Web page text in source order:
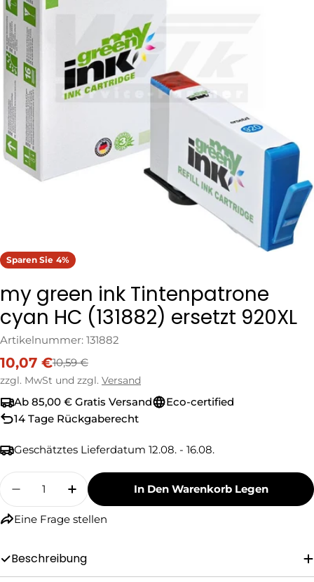
Sie das Medium 0 im Modalformat
Sparen Sie 4%
my green ink Tintenpatrone
cyan HC (131882) ersetzt 920XL
Artikelnummer: 131882
Verkaufspreis
10,07 €
Regulärer
Preis
10,59 €
zzgl. MwSt und zzgl. Versand
Ab 85,00 € Gratis Versand
Eco-certified
14 Tage Rückgaberecht
Geschätztes Lieferdatum 12.08. - 16.08.
Menge
Menge Für My Green Ink Tintenpatrone
Menge Für My Green Ink
In Den Warenkorb Legen
Eine Frage stellen
Ihr
Beschreibung